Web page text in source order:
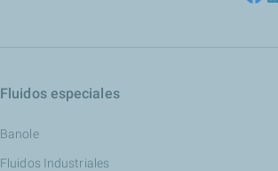
Fluidos especiales
Banole
Fluidos Industriales